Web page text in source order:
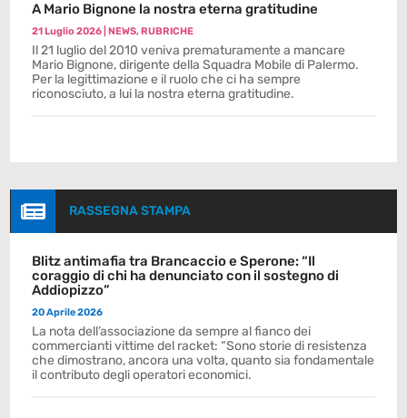
A Mario Bignone la nostra eterna gratitudine
21 Luglio 2026 |NEWS,RUBRICHE
Il 21 luglio del 2010 veniva prematuramente a mancare
Mario Bignone, dirigente della Squadra Mobile di Palermo.
Per la legittimazione e il ruolo che ci ha sempre
riconosciuto, a lui la nostra eterna gratitudine.
 RASSEGNA STAMPA
Blitz antimafia tra Brancaccio e Sperone: “Il
coraggio di chi ha denunciato con il sostegno di
Addiopizzo”
20 Aprile 2026
La nota dell’associazione da sempre al fianco dei
commercianti vittime del racket: “Sono storie di resistenza
che dimostrano, ancora una volta, quanto sia fondamentale
il contributo degli operatori economici.